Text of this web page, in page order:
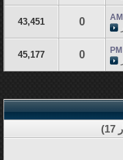
0
43,451
0
45,177